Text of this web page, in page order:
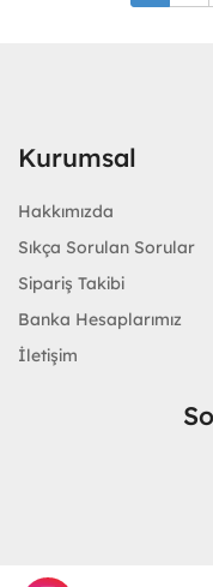
Kurumsal
Hakkımızda
Sıkça Sorulan Sorular
Sipariş Takibi
Banka Hesaplarımız
İletişim